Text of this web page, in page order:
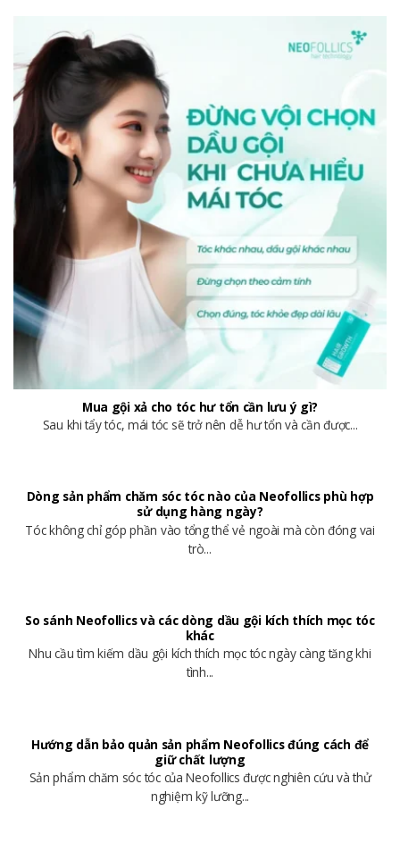
Mua gội xả cho tóc hư tổn cần lưu ý gì?
Sau khi tẩy tóc, mái tóc sẽ trở nên dễ hư tổn và cần được...
Dòng sản phẩm chăm sóc tóc nào của Neofollics phù hợp
sử dụng hàng ngày?
Tóc không chỉ góp phần vào tổng thể vẻ ngoài mà còn đóng vai
trò...
So sánh Neofollics và các dòng dầu gội kích thích mọc tóc
khác
Nhu cầu tìm kiếm dầu gội kích thích mọc tóc ngày càng tăng khi
tình...
Hướng dẫn bảo quản sản phẩm Neofollics đúng cách để
giữ chất lượng
Sản phẩm chăm sóc tóc của Neofollics được nghiên cứu và thử
nghiệm kỹ lưỡng...